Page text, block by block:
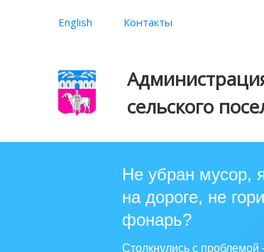
English Контакты
сельского
Не убран мусор,
на дороге, не
фонарь?
Столкнулись с